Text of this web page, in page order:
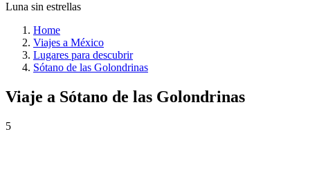
Luna sin estrellas
Home
Viajes a México
Lugares para descubrir
Sótano de las Golondrinas
Viaje a Sótano de las Golondrinas
5